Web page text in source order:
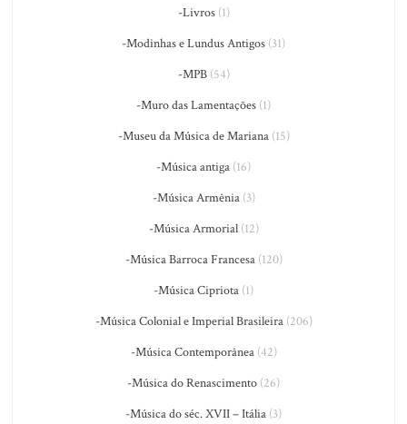
-Livros(1)
-Modinhas e Lundus Antigos (31)
-MPB(54)
-Muro das Lamentações (1)
-Museu da Música de Mariana(15)
-Música antiga (16)
-Música Armênia(3)
-Música Armorial(12)
-Música Barroca Francesa(120)
-Música Cipriota (1)
-Música Colonial e Imperial Brasileira(206)
-Música Contemporânea(42)
-Música do Renascimento (26)
-Música do séc. XVII – Itália (3)